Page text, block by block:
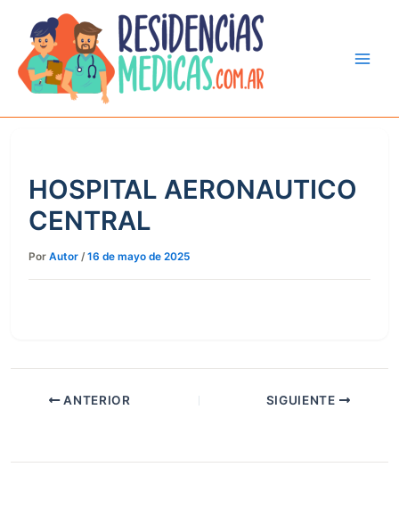
contenido
HOSPITAL AERONAUTICO
CENTRAL
Por Autor /16 de mayo de 2025
ANTERIOR SIGUIENTE